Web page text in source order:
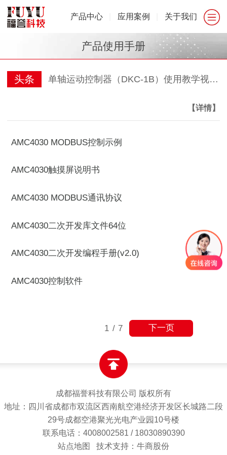
产品中心 应用案例 关于我们
产品使用手册
头条 单轴运动控制器（DKC-1B）使用教学视频-福誉专用
【详情】
AMC4030 MODBUS控制示例
AMC4030触摸屏说明书
AMC4030 MODBUS通讯协议
AMC4030二次开发库文件64位
AMC4030二次开发编程手册(v2.0)
AMC4030控制软件
1 / 7 下一页
成都福誉科技有限公司 版权所有
地址：四川省成都市双流区西南航空港经济开发区长城路二段
29号成都空港聚光光电产业园10号楼
联系电话：4008002581 / 18030890390
站点地图
技术支持：牛商股份